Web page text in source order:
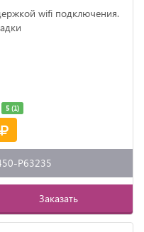
wifi подключения.
5 (1)
P63235
Заказать